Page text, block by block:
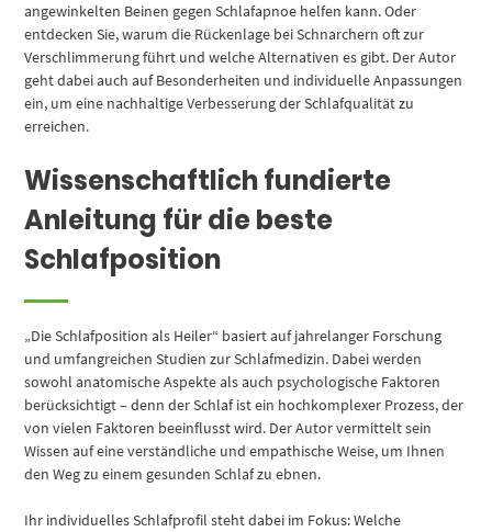
angewinkelten Beinen gegen Schlafapnoe helfen kann. Oder
entdecken Sie, warum die Rückenlage bei Schnarchern oft zur
Verschlimmerung führt und welche Alternativen es gibt. Der Autor
geht dabei auch auf Besonderheiten und individuelle Anpassungen
ein, um eine nachhaltige Verbesserung der Schlafqualität zu
erreichen.
Wissenschaftlich fundierte
Anleitung für die beste
Schlafposition
„Die Schlafposition als Heiler“ basiert auf jahrelanger Forschung
und umfangreichen Studien zur Schlafmedizin. Dabei werden
sowohl anatomische Aspekte als auch psychologische Faktoren
berücksichtigt – denn der Schlaf ist ein hochkomplexer Prozess, der
von vielen Faktoren beeinflusst wird. Der Autor vermittelt sein
Wissen auf eine verständliche und empathische Weise, um Ihnen
den Weg zu einem gesunden Schlaf zu ebnen.
Ihr individuelles Schlafprofil steht dabei im Fokus: Welche